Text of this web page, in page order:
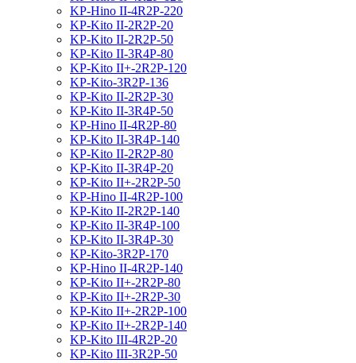
KP-Hino II-4R2P-220
KP-Kito II-2R2P-20
KP-Kito II-2R2P-50
KP-Kito II-3R4P-80
KP-Kito II+-2R2P-120
KP-Kito-3R2P-136
KP-Kito II-2R2P-30
KP-Kito II-3R4P-50
KP-Hino II-4R2P-80
KP-Kito II-3R4P-140
KP-Kito II-2R2P-80
KP-Kito II-3R4P-20
KP-Kito II+-2R2P-50
KP-Hino II-4R2P-100
KP-Kito II-2R2P-140
KP-Kito II-3R4P-100
KP-Kito II-3R4P-30
KP-Kito-3R2P-170
KP-Hino II-4R2P-140
KP-Kito II+-2R2P-80
KP-Kito II+-2R2P-30
KP-Kito II+-2R2P-100
KP-Kito II+-2R2P-140
KP-Kito III-4R2P-20
KP-Kito III-3R2P-50